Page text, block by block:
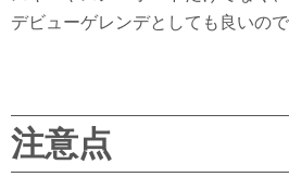
デビューゲレンデとしても良いの
注意点